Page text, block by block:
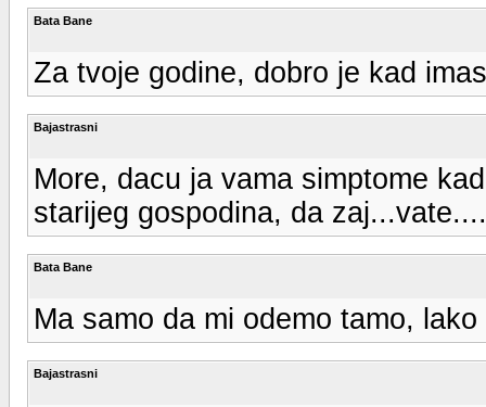
Bata Bane
Za tvoje godine, dobro je kad
Bajastrasni
More, dacu ja vama simptome
starijeg gospodina, da
Bata Bane
Ma samo da mi odemo tamo,
Bajastrasni